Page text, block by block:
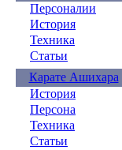
Персоналии
История
Техника
Статьи
Карате Ашихара
История
Персона
Техника
Статьи